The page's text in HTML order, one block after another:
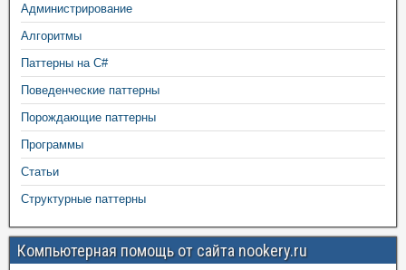
Администрирование
Алгоритмы
Паттерны на C#
Поведенческие паттерны
Порождающие паттерны
Программы
Статьи
Структурные паттерны
Компьютерная помощь от сайта nookery.ru